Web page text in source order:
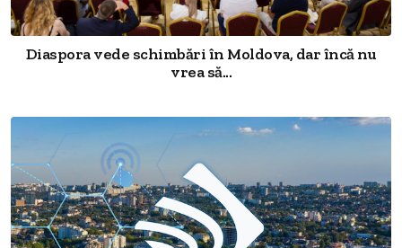
Diaspora vede schimbări în Moldova, dar încă nu
vrea să...